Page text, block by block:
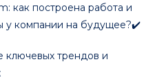
как построена работа и
у компании на будущее?✔️
ключевых трендов и